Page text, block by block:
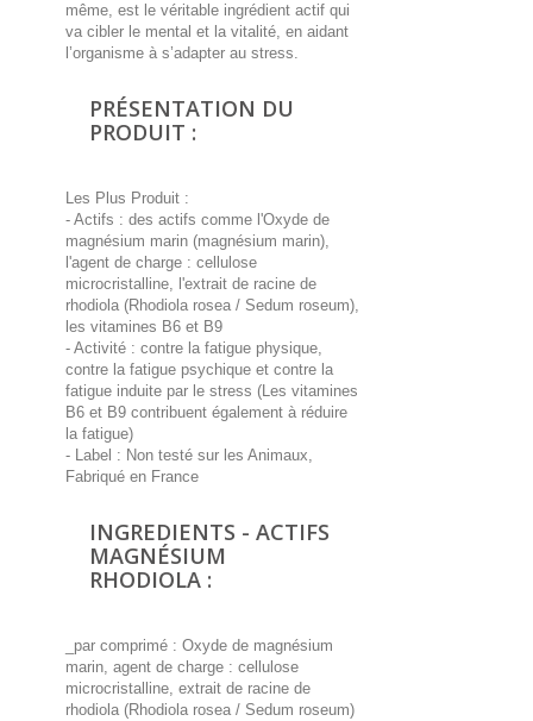
même, est le véritable ingrédient actif qui
va cibler le mental et la vitalité, en aidant
l’organisme à s’adapter au stress.
PRÉSENTATION DU
PRODUIT :
Les Plus Produit :
- Actifs : des actifs comme l'Oxyde de
magnésium marin (magnésium marin),
l'agent de charge : cellulose
microcristalline, l'extrait de racine de
rhodiola (Rhodiola rosea / Sedum roseum),
les vitamines B6 et B9
- Activité : contre la fatigue physique,
contre la fatigue psychique et contre la
fatigue induite par le stress (Les vitamines
B6 et B9 contribuent également à réduire
la fatigue)
- Label : Non testé sur les Animaux,
Fabriqué en France
INGREDIENTS - ACTIFS
MAGNÉSIUM
RHODIOLA :
_par comprimé : Oxyde de magnésium
marin, agent de charge : cellulose
microcristalline, extrait de racine de
rhodiola (Rhodiola rosea / Sedum roseum)